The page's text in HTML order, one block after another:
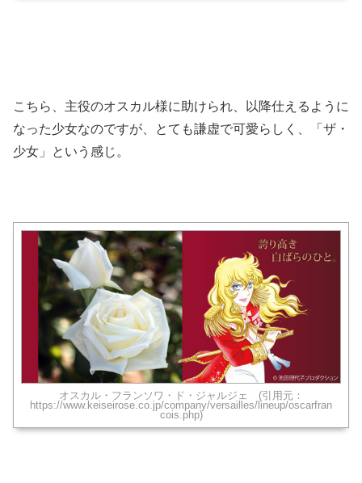
こちら、主役のオスカル様に助けられ、以降仕えるように
なった少女なのですが、とても謙虚で可愛らしく、「ザ・
少女」という感じ。
オスカル・フランソワ・ド・ジャルジェ (引用元：
https://www.keiseirose.co.jp/company/versailles/lineup/oscarfran
cois.php)